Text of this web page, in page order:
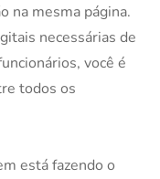
na mesma página.
necessárias de
você é
todos os
está fazendo o